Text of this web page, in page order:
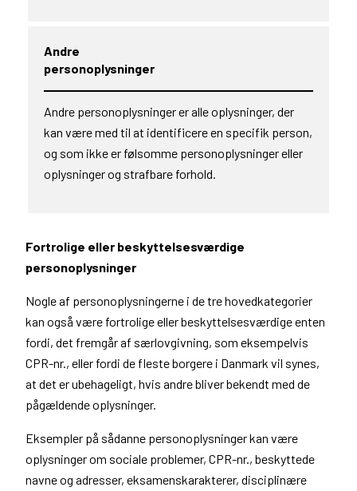
Andre
personoplysninger
Andre personoplysninger er alle oplysninger, der
kan være med til at identificere en specifik person,
og som ikke er følsomme personoplysninger eller
oplysninger og strafbare forhold.
Fortrolige eller beskyttelsesværdige
personoplysninger
Nogle af personoplysningerne i de tre hovedkategorier
kan også være fortrolige eller beskyttelsesværdige enten
fordi, det fremgår af særlovgivning, som eksempelvis
CPR-nr., eller fordi de fleste borgere i Danmark vil synes,
at det er ubehageligt, hvis andre bliver bekendt med de
pågældende oplysninger.
Eksempler på sådanne personoplysninger kan være
oplysninger om sociale problemer, CPR-nr., beskyttede
navne og adresser, eksamenskarakterer, disciplinære